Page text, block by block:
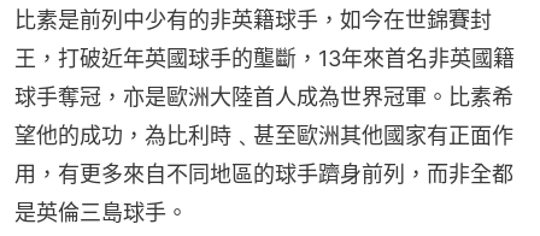
比素是前列中少有的非英籍球手，如今在世錦賽封
王，打破近年英國球手的壟斷，13年來首名非英國籍
球手奪冠，亦是歐洲大陸首人成為世界冠軍。比素希
望他的成功，為比利時﹑甚至歐洲其他國家有正面作
用，有更多來自不同地區的球手躋身前列，而非全都
是英倫三島球手。